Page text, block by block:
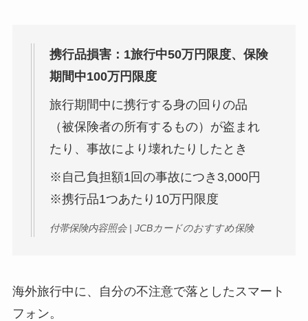
携行品損害：1旅行中50万円限度、保険
期間中100万円限度
旅行期間中に携行する身の回りの品
（被保険者の所有するもの）が盗まれ
たり、事故により壊れたりしたとき
※自己負担額1回の事故につき3,000円
※携行品1つあたり10万円限度
付帯保険内容照会 | JCBカードのおすすめ保険
海外旅行中に、自分の不注意で落としたスマート
フォン。